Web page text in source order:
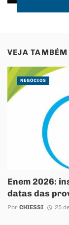
VEJA TAMBÉM
Enem 2026:
datas das
Por CHIESSI 25
NEGÓCIOS